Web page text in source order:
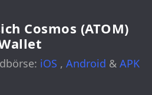
Cosmos (ATOM)
iOS , Android & APK